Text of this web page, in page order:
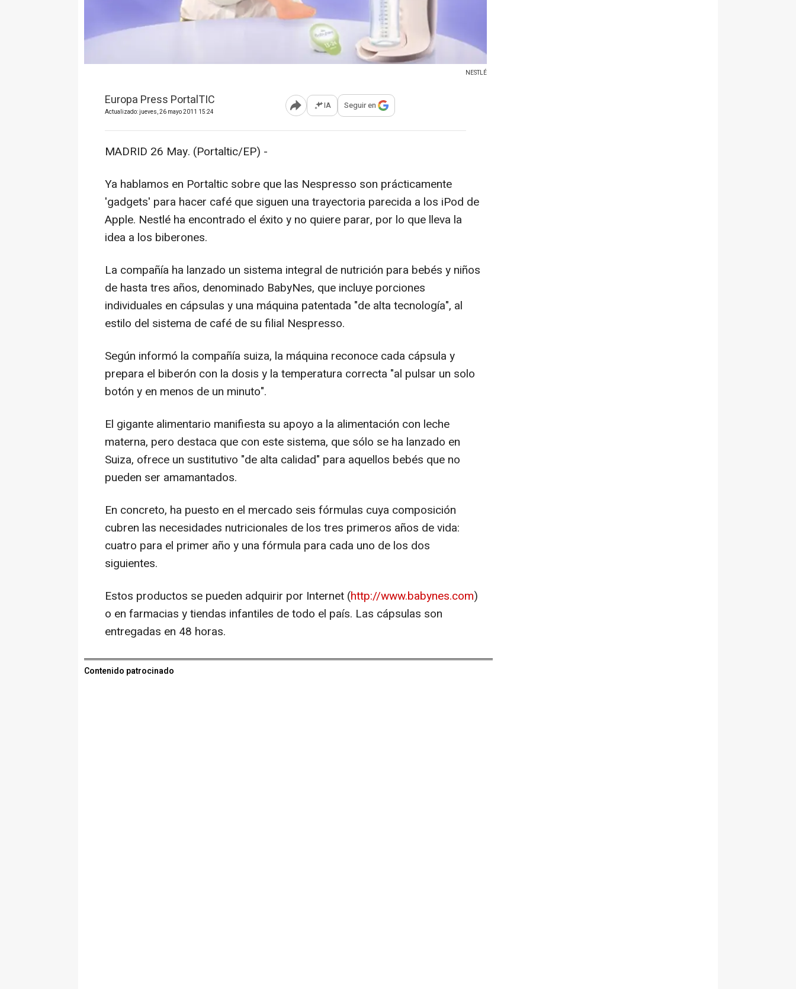
NESTLÉ
Europa Press PortalTIC
Actualizado: jueves, 26 mayo 2011 15:24 Abrir opciones para compartir
IA Seguir en
MADRID 26 May. (Portaltic/EP) -
Ya hablamos en Portaltic sobre que las Nespresso son prácticamente
'gadgets' para hacer café que siguen una trayectoria parecida a los iPod de
Apple. Nestlé ha encontrado el éxito y no quiere parar, por lo que lleva la
idea a los biberones.
La compañía ha lanzado un sistema integral de nutrición para bebés y niños
de hasta tres años, denominado BabyNes, que incluye porciones
individuales en cápsulas y una máquina patentada "de alta tecnología", al
estilo del sistema de café de su filial Nespresso.
Según informó la compañía suiza, la máquina reconoce cada cápsula y
prepara el biberón con la dosis y la temperatura correcta "al pulsar un solo
botón y en menos de un minuto".
El gigante alimentario manifiesta su apoyo a la alimentación con leche
materna, pero destaca que con este sistema, que sólo se ha lanzado en
Suiza, ofrece un sustitutivo "de alta calidad" para aquellos bebés que no
pueden ser amamantados.
En concreto, ha puesto en el mercado seis fórmulas cuya composición
cubren las necesidades nutricionales de los tres primeros años de vida:
cuatro para el primer año y una fórmula para cada uno de los dos
siguientes.
Estos productos se pueden adquirir por Internet (http://www.babynes.com)
o en farmacias y tiendas infantiles de todo el país. Las cápsulas son
entregadas en 48 horas.
Contenido patrocinado